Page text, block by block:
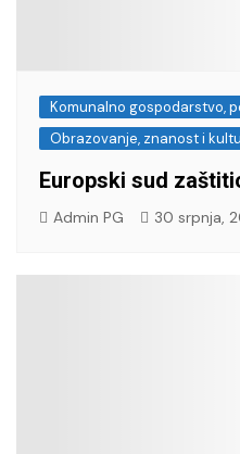
Komunalno gospodarstvo,
Obrazovanje, znanost i
Europski sud
Admin PG 30 srpnja,